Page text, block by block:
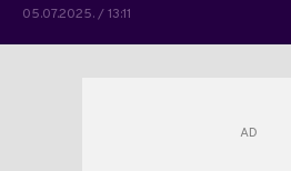
05.07.2025. / 13:11